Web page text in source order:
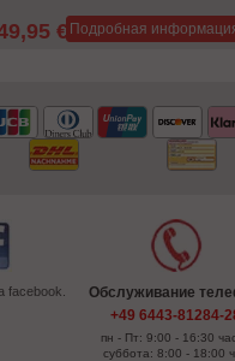
€ 72,99 €
Подробная
facebook.
Обслуживание
+49 6443-81284-
пн - Пт: 9:00 - 16:30
суббота: 8:00 - 18:00